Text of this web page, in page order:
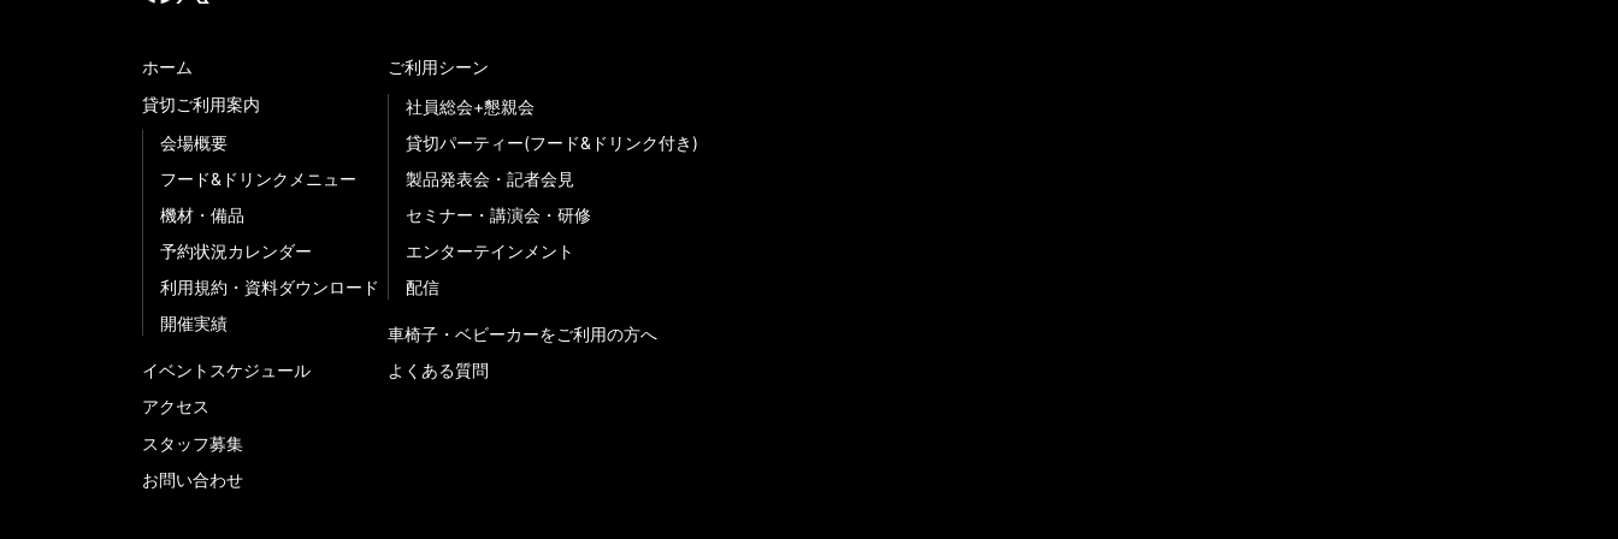
ホーム
貸切ご利用案内
会場概要
フード&ドリンクメニュー
機材・備品
予約状況カレンダー
利用規約・資料ダウンロード
開催実績
イベントスケジュール
アクセス
スタッフ募集
お問い合わせ
ご利用シーン
社員総会+懇親会
貸切パーティー(フード&ドリンク付き)
製品発表会・記者会見
セミナー・講演会・研修
エンターテインメント
配信
車椅子・ベビーカーをご利用の方へ
よくある質問